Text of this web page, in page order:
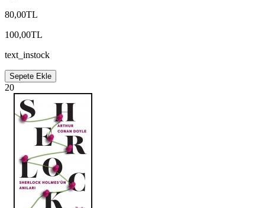
80,00TL
100,00TL
text_instock
Sepete Ekle
20